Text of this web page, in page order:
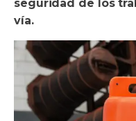
seguridad de los
vía.